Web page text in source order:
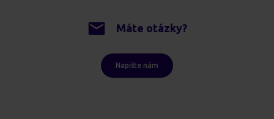
Máte otázky?
Napište nám